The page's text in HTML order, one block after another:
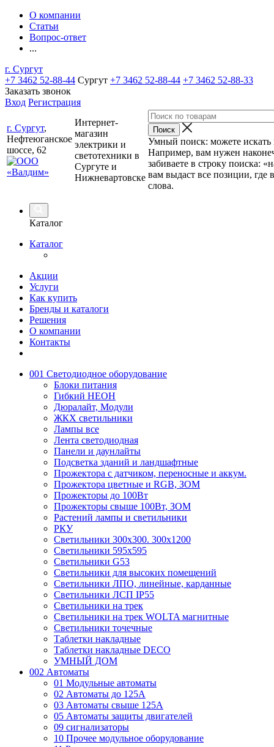
О компании
Статьи
Вопрос-ответ
...
г. Сургут
+7 3462 52-88-44 Сургут +7 3462 52-88-44 +7 3462 52-88-33
Заказать звонок
Вход Регистрация
г. Сургут,
Нефтеюганское
шоссе, 62
Интернет-
магазин
электрики и
светотехники в
Сургуте и
Нижневартовске
Умный поиск: можете искать
Например, вам нужен
забиваете в строку поиска:
вам выдаст все позиции, где
слова.
Каталог
Каталог
Акции
Услуги
Как купить
Бренды и каталоги
Решения
О компании
Контакты
001 Светодиодное оборудование
Блоки питания
Гибкий НЕОН
Дюралайт, Модули
ЖКХ светильники
Лампы все
Лента светодиодная
Панели и даунлайты
Подсветка зданий и ландшафтные
Прожектора с датчиком, переносные и аккум.
Прожектора цветные и RGB, ЗОМ
Прожекторы до 100Вт
Прожекторы свыше 100Вт, ЗОМ
Растений лампы и светильники
РКУ
Светильники 300х300. 300х1200
Светильники 595х595
Светильники G53
Светильники для высоких помещений
Светильники ЛПО, линейные, карданные
Светильники ЛСП IP55
Светильники на трек
Светильники на трек WOLTA магнитные
Светильники точечные
Таблетки накладные
Таблетки накладные DECO
УМНЫЙ ДОМ
002 Автоматы
01 Модульные автоматы
02 Автоматы до 125А
03 Автоматы свыше 125А
05 Автоматы защиты двигателей
09 сигнализаторы
10 Прочее модульное оборудование